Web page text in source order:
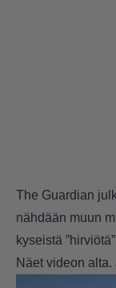
The Guardian
nähdään muun
kyseistä
Näet videon